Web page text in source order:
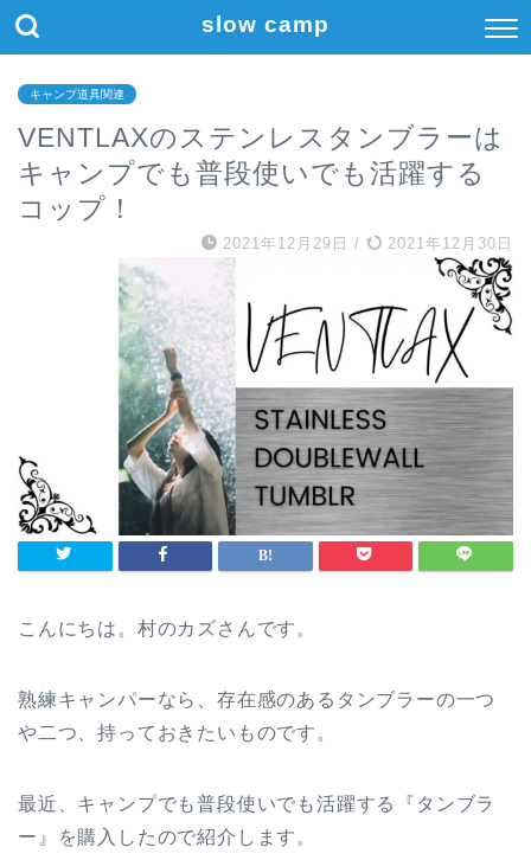
slow camp
キャンプ道具関連
VENTLAXのステンレスタンブラーは
キャンプでも普段使いでも活躍する
コップ！
2021年12月29日 / 2021年12月30日
こんにちは。村のカズさんです。
熟練キャンパーなら、存在感のあるタンブラーの一つ
や二つ、持っておきたいものです。
最近、キャンプでも普段使いでも活躍する『タンブラ
ー』を購入したので紹介します。